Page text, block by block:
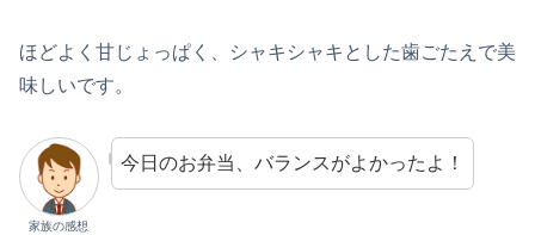
ほどよく甘じょっぱく、シャキシャキとした歯ごたえで美
味しいです。
家族の感想
今日のお弁当、バランスがよかったよ！